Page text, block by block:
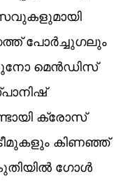
പോര്‍ച്ചുഗലും
നുനോ മെന്‍ഡിസ്
ക്രോസ്
കിണഞ്ഞ്
ഗോള്‍